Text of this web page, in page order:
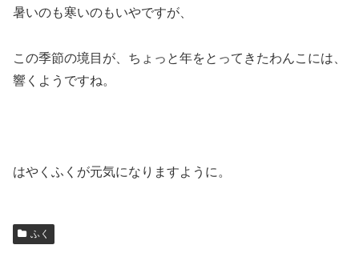
暑いのも寒いのもいやですが、
この季節の境目が、ちょっと年をとってきたわんこには、
響くようですね。
はやくふくが元気になりますように。
ふく